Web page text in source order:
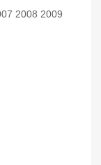
2008 2009